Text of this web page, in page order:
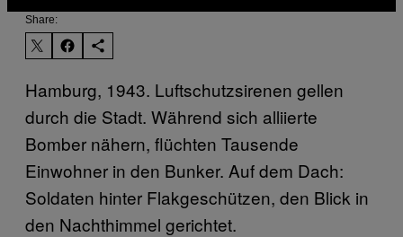
Share:
Hamburg, 1943. Luftschutzsirenen gellen
durch die Stadt. Während sich alliierte
Bomber nähern, flüchten Tausende
Einwohner in den Bunker. Auf dem Dach:
Soldaten hinter Flakgeschützen, den Blick in
den Nachthimmel gerichtet.